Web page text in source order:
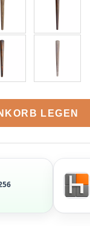
LEGEN